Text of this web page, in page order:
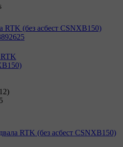
RTK (без асбест CSNXB150)
RTK (без асбест CSNXB150)